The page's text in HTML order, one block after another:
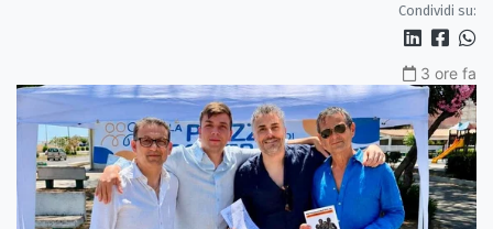
Condividi su:
3 ore fa